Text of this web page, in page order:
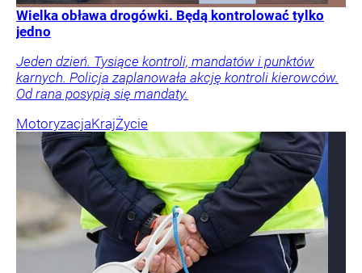
Wielka obława drogówki. Będą kontrolować tylko
jedno
Jeden dzień. Tysiące kontroli, mandatów i punktów
karnych. Policja zaplanowała akcję kontroli kierowców.
Od rana posypią się mandaty.
MotoryzacjaKrajŻycie